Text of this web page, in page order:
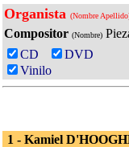
Organista (Nombre
Compositor (Nombre)
CD
DVD
Vinilo
1 - Kamiel